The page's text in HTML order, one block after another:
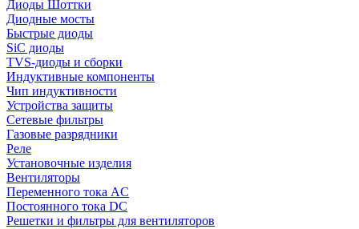
Диоды Шоттки
Диодные мосты
Быстрые диоды
SiC диоды
TVS-диоды и сборки
Индуктивные компоненты
Чип индуктивности
Устройства защиты
Сетевые фильтры
Газовые разрядники
Реле
Установочные изделия
Вентиляторы
Переменного тока AC
Постоянного тока DC
Решетки и фильтры для вентиляторов